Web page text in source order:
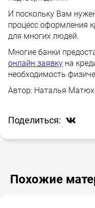
И поскольку Вам
процесс оформления
для многих людей.
Многие банки
онлайн заявку на
необходимость
Автор: Наталья
Поделиться:
Похожие